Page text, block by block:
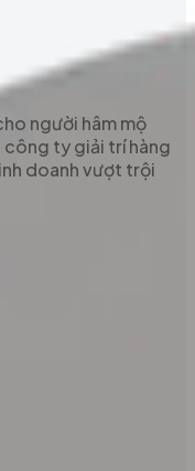
người hâm mộ
công ty giải trí hàng
doanh vượt trội